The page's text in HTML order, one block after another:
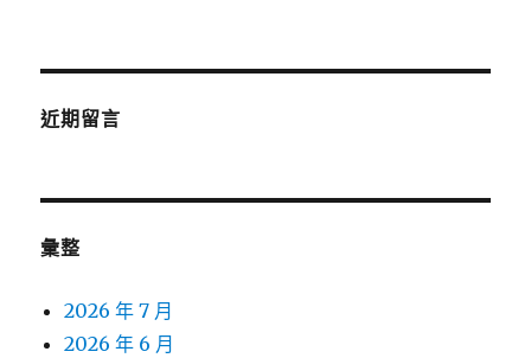
近期留言
彙整
2026 年 7 月
2026 年 6 月